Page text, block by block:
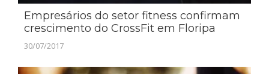
Empresários do setor fitness confirmam
crescimento do CrossFit em Floripa
30/07/2017